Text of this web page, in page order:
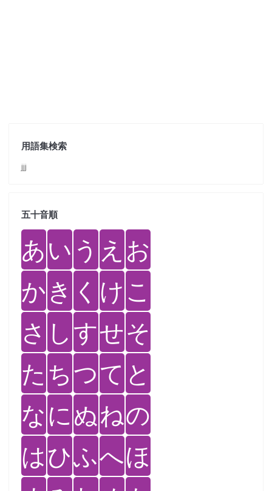
用語集検索
jjj
五十音順
あい う え お
かき く けこ
さ しすせそ
た ちつて と
なにぬねの
はひふへほ